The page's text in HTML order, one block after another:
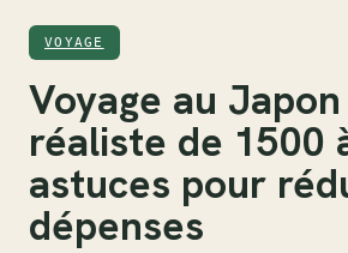
VOYAGE
Voyage au
réaliste de 1500
astuces pour
dépenses